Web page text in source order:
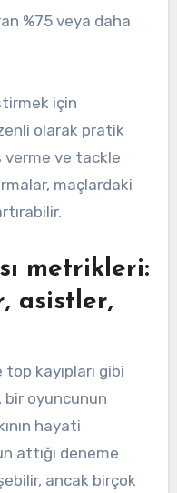
%75 veya daha
için
olarak pratik
verme ve tackle
maçlardaki
metrikleri:
asistler,
kayıpları gibi
bir oyuncunun
hayati
attığı deneme
ancak birçok